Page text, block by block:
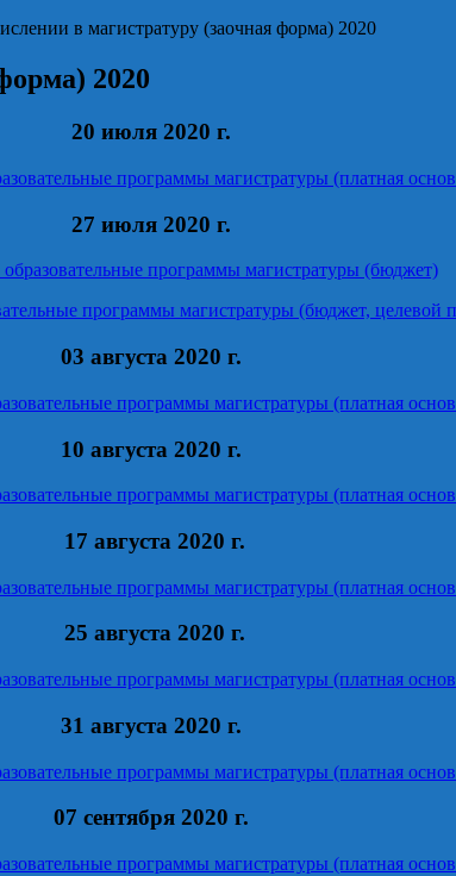
в магистратуру (заочная форма) 2020
2020
20 июля 2020 г.
программы магистратуры (платная
27 июля 2020 г.
программы магистратуры (бюджет)
программы магистратуры (бюджет, целевой
03 августа 2020 г.
программы магистратуры (платная
10 августа 2020 г.
программы магистратуры (платная
17 августа 2020 г.
программы магистратуры (платная
25 августа 2020 г.
программы магистратуры (платная
31 августа 2020 г.
программы магистратуры (платная
07 сентября 2020 г.
программы магистратуры (платная